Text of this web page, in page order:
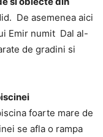
De asemenea aici
Emir numit Dal al-
de gradini si
foarte mare de
se afla o rampa